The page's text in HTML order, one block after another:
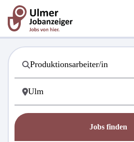
Jobs finden